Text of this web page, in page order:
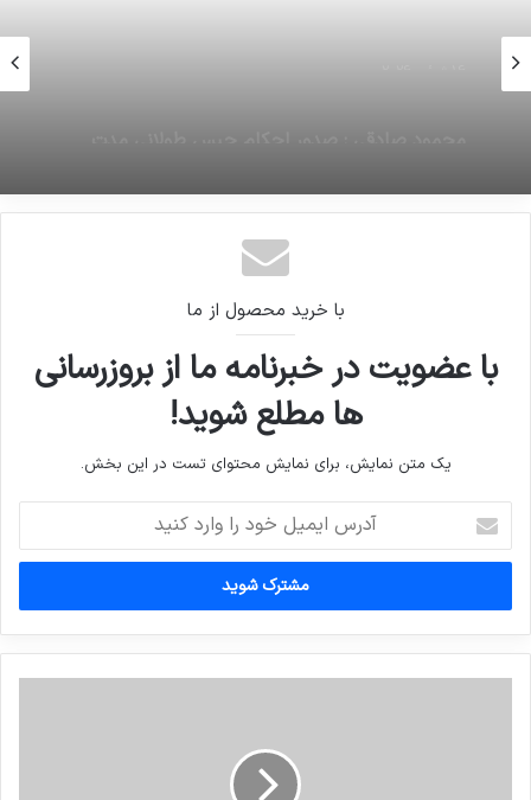
با خرید محصول از ما
با عضویت در خبرنامه ما از بروزرسانی
ها مطلع شوید!
یک متن نمایش، برای نمایش محتوای تست در این بخش.
ایمیل
خود
وارد
کنید